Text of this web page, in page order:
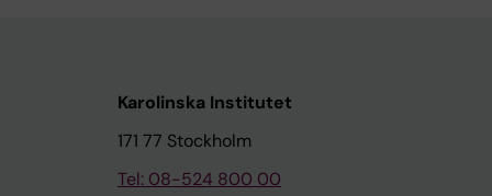
Karolinska Institutet
171 77 Stockholm
Tel: 08-524 800 00